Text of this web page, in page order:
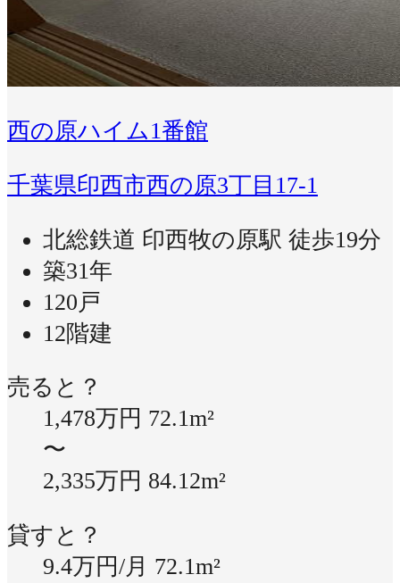
西の原ハイム1番館
千葉県印西市西の原3丁目17-1
北総鉄道 印西牧の原駅 徒歩19分
築31年
120戸
12階建
売ると？
1,478万円 72.1m²
〜
2,335万円 84.12m²
貸すと？
9.4万円/月 72.1m²